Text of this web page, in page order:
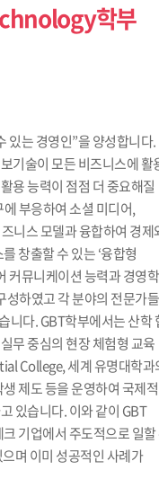
학부
있는 경영인”을 양성합니다.
기술이 모든 비즈니스에 활
용 능력이 점점 더 중요해질
부응하여 소셜 미디어,
니스 모델과 융합하여 경제
창출할 수 있는 ‘융합형
커뮤니케이션 능력과 경영학
성하였고 각 분야의 전문가
니다. GBT학부에서는 산학
무 중심의 현장 체험형 교육
College, 세계 유명대학과
제도 등을 운영하여 국제적
있습니다. 이와 같이 GBT
기업에서 주도적으로 일
며 이미 성공적인 사례가